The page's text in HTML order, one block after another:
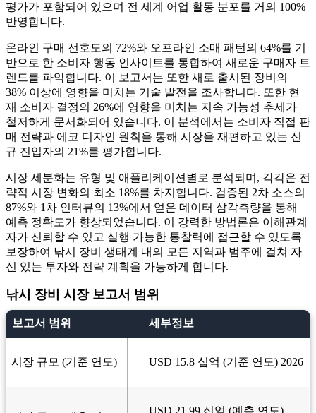
평가가 포함되어 있으며 전 세계 어업 활동 분포를 거의 100%
반영합니다.
온라인 구매 선호도의 72%와 오프라인 소매 패턴의 64%를 기
반으로 한 소비자 행동 인사이트를 통합하여 새로운 구매자 트
렌드를 파악합니다. 이 보고서는 또한 새로 출시된 장비의
38% 이상에 영향을 미치는 기술 발전을 조사합니다. 또한 현
재 소비자 결정의 26%에 영향을 미치는 지속 가능성 추세가
철저하게 문서화되어 있습니다. 이 분석에서는 소비자 직접 판
매 전략과 에코 디자인 원칙을 통해 시장을 재편하고 있는 신
규 진입자의 21%를 평가합니다.
시장 세분화는 유형 및 애플리케이션별로 분석되며, 각각은 전
략적 시장 변화의 최소 18%를 차지합니다. 검증된 2차 소스의
87%와 1차 인터뷰의 13%에서 얻은 데이터 삼각측량을 통해
예측 정확도가 향상되었습니다. 이 강력한 방법론은 이해관계
자가 신뢰할 수 있고 실행 가능한 통찰력에 접근할 수 있도록
보장하여 낚시 장비 생태계 내의 모든 지역과 범주에 걸쳐 자
신 있는 투자와 전략 계획을 가능하게 합니다.
낚시 장비 시장 보고서 범위
보고서 범위 세부정보
시장 규모 (기준 연도) USD 15.8 십억 (기준 연도) 2026
USD 21.99 십억 (예측 연도)